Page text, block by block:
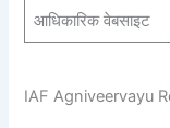
आधिकारिक वेबसाइट
IAF Agniveervayu